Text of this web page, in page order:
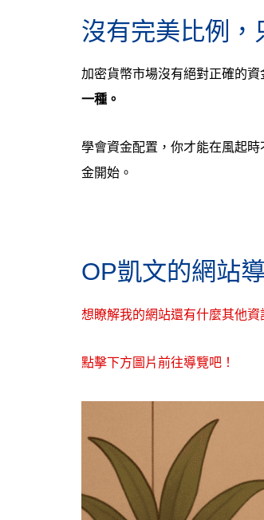
沒有完美比例
加密貨幣市場沒有絕對正確的資
一種。
學會資金配置，你才能在風起
金開始。
OP凱文的網站
想瞭解我的網站還有什麼其他資
點擊下方圖片前往導覽吧！